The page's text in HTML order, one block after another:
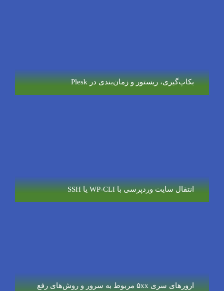
بکاپ‌گیری، ریستور و زمان‌بندی در Plesk
انتقال سایت وردپرسی با WP-CLI یا SSH
ارورهای سری ۵xx مربوط به سرور و روش‌های رفع